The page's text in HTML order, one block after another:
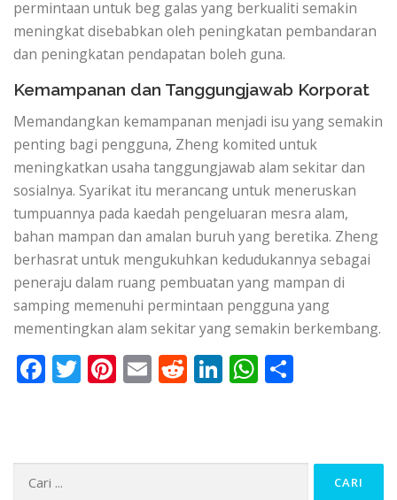
permintaan untuk beg galas yang berkualiti semakin
meningkat disebabkan oleh peningkatan pembandaran
dan peningkatan pendapatan boleh guna.
Kemampanan dan Tanggungjawab Korporat
Memandangkan kemampanan menjadi isu yang semakin
penting bagi pengguna, Zheng komited untuk
meningkatkan usaha tanggungjawab alam sekitar dan
sosialnya. Syarikat itu merancang untuk meneruskan
tumpuannya pada kaedah pengeluaran mesra alam,
bahan mampan dan amalan buruh yang beretika. Zheng
berhasrat untuk mengukuhkan kedudukannya sebagai
peneraju dalam ruang pembuatan yang mampan di
samping memenuhi permintaan pengguna yang
mementingkan alam sekitar yang semakin berkembang.
Facebook
Twitter
Pinterest
EmailReddit
LinkedIn
WhatsApp
Cari: